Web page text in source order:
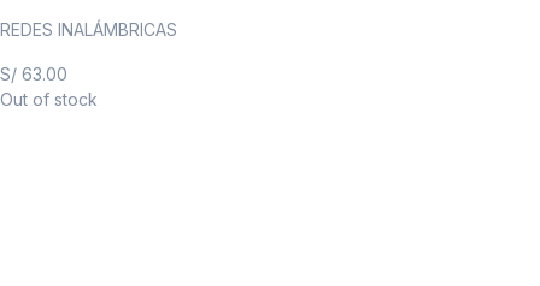
REDES INALÁMBRICAS
S/ 63.00
Out of stock